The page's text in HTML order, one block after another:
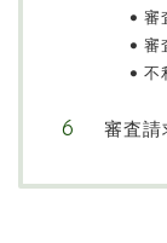
審
審
不
審査請